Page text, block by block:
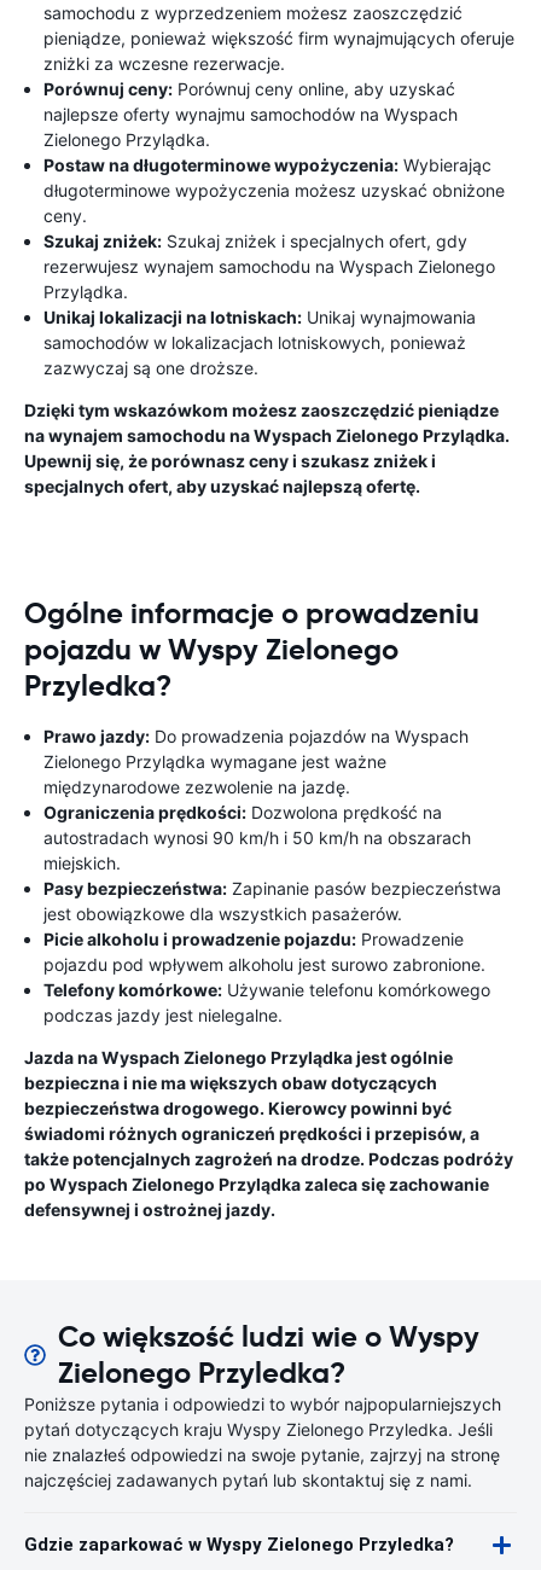
samochodu z wyprzedzeniem możesz zaoszczędzić
pieniądze, ponieważ większość firm wynajmujących oferuje
zniżki za wczesne rezerwacje.
Porównuj ceny: Porównuj ceny online, aby uzyskać
najlepsze oferty wynajmu samochodów na Wyspach
Zielonego Przylądka.
Postaw na długoterminowe wypożyczenia: Wybierając
długoterminowe wypożyczenia możesz uzyskać obniżone
ceny.
Szukaj zniżek: Szukaj zniżek i specjalnych ofert, gdy
rezerwujesz wynajem samochodu na Wyspach Zielonego
Przylądka.
Unikaj lokalizacji na lotniskach: Unikaj wynajmowania
samochodów w lokalizacjach lotniskowych, ponieważ
zazwyczaj są one droższe.
Dzięki tym wskazówkom możesz zaoszczędzić pieniądze
na wynajem samochodu na Wyspach Zielonego Przylądka.
Upewnij się, że porównasz ceny i szukasz zniżek i
specjalnych ofert, aby uzyskać najlepszą ofertę.
Ogólne informacje o prowadzeniu
pojazdu w Wyspy Zielonego
Przyledka?
Prawo jazdy: Do prowadzenia pojazdów na Wyspach
Zielonego Przylądka wymagane jest ważne
międzynarodowe zezwolenie na jazdę.
Ograniczenia prędkości: Dozwolona prędkość na
autostradach wynosi 90 km/h i 50 km/h na obszarach
miejskich.
Pasy bezpieczeństwa: Zapinanie pasów bezpieczeństwa
jest obowiązkowe dla wszystkich pasażerów.
Picie alkoholu i prowadzenie pojazdu: Prowadzenie
pojazdu pod wpływem alkoholu jest surowo zabronione.
Telefony komórkowe: Używanie telefonu komórkowego
podczas jazdy jest nielegalne.
Jazda na Wyspach Zielonego Przylądka jest ogólnie
bezpieczna i nie ma większych obaw dotyczących
bezpieczeństwa drogowego. Kierowcy powinni być
świadomi różnych ograniczeń prędkości i przepisów, a
także potencjalnych zagrożeń na drodze. Podczas podróży
po Wyspach Zielonego Przylądka zaleca się zachowanie
defensywnej i ostrożnej jazdy.
Co większość ludzi wie o Wyspy
Zielonego Przyledka?
Poniższe pytania i odpowiedzi to wybór najpopularniejszych
pytań dotyczących kraju Wyspy Zielonego Przyledka. Jeśli
nie znalazłeś odpowiedzi na swoje pytanie, zajrzyj na stronę
najczęściej zadawanych pytań lub skontaktuj się z nami.
Gdzie zaparkować w Wyspy Zielonego Przyledka?